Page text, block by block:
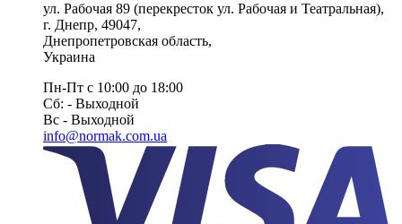
ул. Рабочая 89 (перекресток ул. Рабочая и Театральная),
г. Днепр, 49047,
Днепропетровская область,
Украина
Пн-Пт с 10:00 до 18:00
Сб: - Выходной
Вс - Выходной
info@normak.com.ua